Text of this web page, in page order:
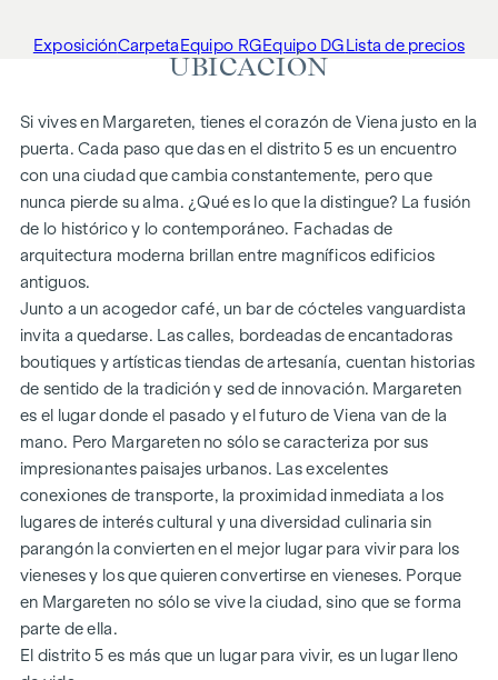
ExposiciónCarpeta Equipo RGEquipo DG Lista de precios
UBICACIÓN
Si vives en Margareten, tienes el corazón de Viena justo en la
puerta. Cada paso que das en el distrito 5 es un encuentro
con una ciudad que cambia constantemente, pero que
nunca pierde su alma. ¿Qué es lo que la distingue? La fusión
de lo histórico y lo contemporáneo. Fachadas de
arquitectura moderna brillan entre magníficos edificios
antiguos.
Junto a un acogedor café, un bar de cócteles vanguardista
invita a quedarse. Las calles, bordeadas de encantadoras
boutiques y artísticas tiendas de artesanía, cuentan historias
de sentido de la tradición y sed de innovación. Margareten
es el lugar donde el pasado y el futuro de Viena van de la
mano. Pero Margareten no sólo se caracteriza por sus
impresionantes paisajes urbanos. Las excelentes
conexiones de transporte, la proximidad inmediata a los
lugares de interés cultural y una diversidad culinaria sin
parangón la convierten en el mejor lugar para vivir para los
vieneses y los que quieren convertirse en vieneses. Porque
en Margareten no sólo se vive la ciudad, sino que se forma
parte de ella.
El distrito 5 es más que un lugar para vivir, es un lugar lleno